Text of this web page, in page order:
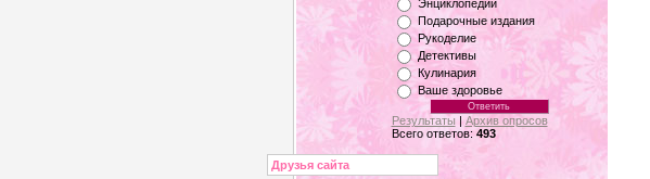
Энциклопедии
Подарочные издания
Рукоделие
Детективы
Кулинария
Ваше здоровье
Результаты|Архив опросов
Всего ответов: 493
Друзья сайта